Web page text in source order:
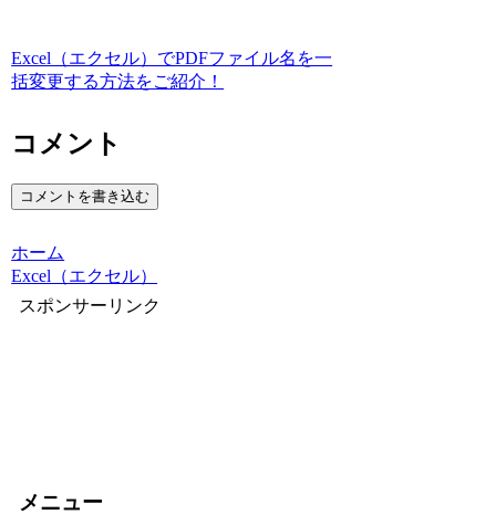
Excel（エクセル）でPDFファイル名を一
括変更する方法をご紹介！
コメント
コメントを書き込む
ホーム
Excel（エクセル）
スポンサーリンク
メニュー